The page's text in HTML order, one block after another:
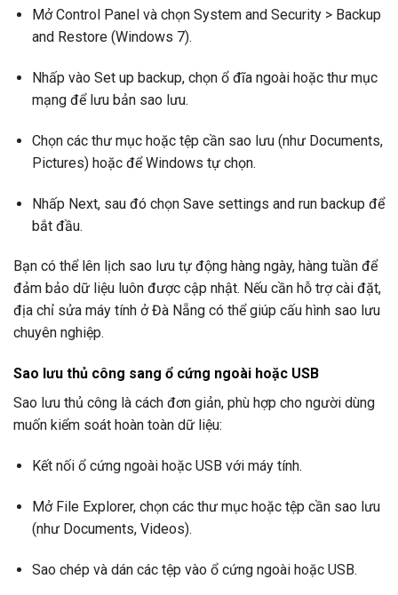
Mở Control Panel và chọn System and Security > Backup
and Restore (Windows 7).
Nhấp vào Set up backup, chọn ổ đĩa ngoài hoặc thư mục
mạng để lưu bản sao lưu.
Chọn các thư mục hoặc tệp cần sao lưu (như Documents,
Pictures) hoặc để Windows tự chọn.
Nhấp Next, sau đó chọn Save settings and run backup để
bắt đầu.
Bạn có thể lên lịch sao lưu tự động hàng ngày, hàng tuần để
đảm bảo dữ liệu luôn được cập nhật. Nếu cần hỗ trợ cài đặt,
địa chỉ sửa máy tính ở Đà Nẵng có thể giúp cấu hình sao lưu
chuyên nghiệp.
Sao lưu thủ công sang ổ cứng ngoài hoặc USB
Sao lưu thủ công là cách đơn giản, phù hợp cho người dùng
muốn kiểm soát hoàn toàn dữ liệu:
Kết nối ổ cứng ngoài hoặc USB với máy tính.
Mở File Explorer, chọn các thư mục hoặc tệp cần sao lưu
(như Documents, Videos).
Sao chép và dán các tệp vào ổ cứng ngoài hoặc USB.